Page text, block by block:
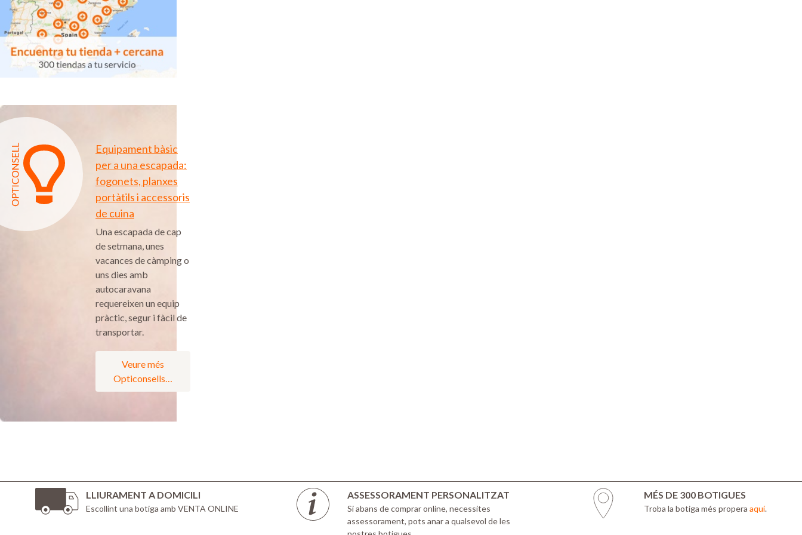
Equipament bàsic
per a una escapada:
fogonets, planxes
portàtils i accessoris
de cuina
Una escapada de cap
de setmana, unes
vacances de càmping o
uns dies amb
autocaravana
requereixen un equip
pràctic, segur i fàcil de
transportar.
Veure més
Opticonsells…
LLIURAMENT A DOMICILI
Escollint una botiga amb VENTA ONLINE
ASSESSORAMENT PERSONALITZAT
Si abans de comprar online, necessites
assessorament, pots anar a qualsevol de les
MÉS DE 300 BOTIGUES
Troba la botiga més properaaquí.